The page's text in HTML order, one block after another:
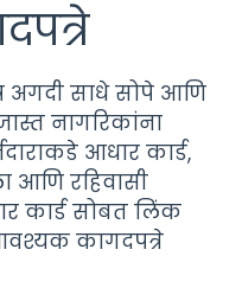
साधे सोपे आणि
नागरिकांना
आधार कार्ड,
आणि रहिवासी
कार्ड सोबत लिंक
कागदपत्रे